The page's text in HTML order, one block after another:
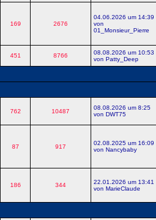
169 2676
04.06.2026 um 14:39
von
01_Monsieur_Pierre
451 8766
08.08.2026 um 10:53
von Patty_Deep
762 10487
08.08.2026 um 8:25
von DWT75
87 917
02.08.2025 um 16:09
von Nancybaby
186 344
22.01.2026 um 13:41
von MarieClaude